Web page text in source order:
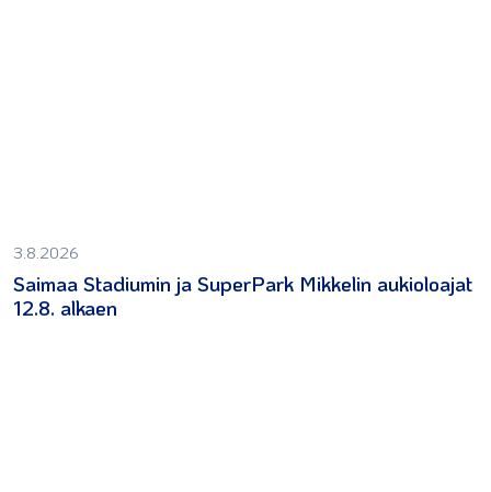
3.8.2026
Saimaa Stadiumin ja SuperPark Mikkelin aukioloajat
12.8. alkaen